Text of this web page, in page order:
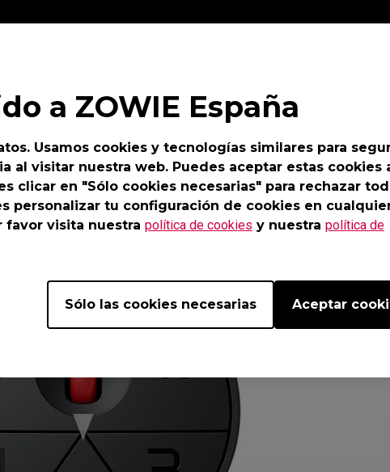
a ZOWIE España
Usamos cookies y tecnologías similares para
al visitar nuestra web. Puedes aceptar estas cookies
clicar en "Sólo cookies necesarias" para rechazar
personalizar tu configuración de cookies en
favor visita nuestra política de cookies y nuestra política de
Sólo las cookies necesarias Aceptar
monitor, cambiar fácilmente la configuración y ajustar los valores